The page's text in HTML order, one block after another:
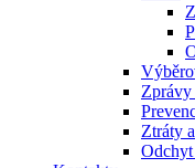
Zprávy
Ztráty